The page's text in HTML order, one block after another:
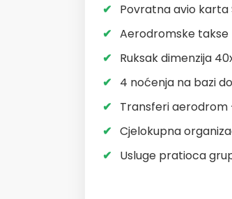
Povratna avio
Aerodromske takse
Ruksak dimenzija
4 noćenja na bazi
Transferi
Cjelokupna
Usluge pratioca